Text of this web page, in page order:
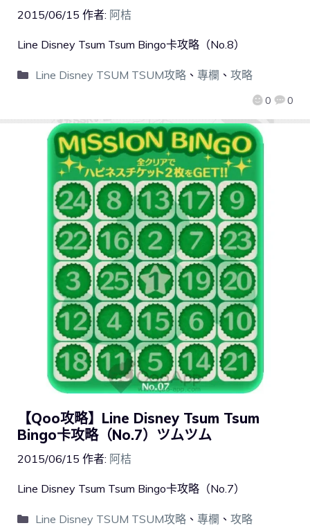
2015/06/15 作者: 阿桔
0 0
Line Disney Tsum Tsum Bingo卡攻略（No.8）
Line Disney TSUM TSUM攻略、 專欄 、 攻略
【Qoo攻略】Line Disney Tsum Tsum
Bingo卡攻略（No.7）ツムツム
2015/06/15 作者: 阿桔
Line Disney Tsum Tsum Bingo卡攻略（No.7）
Line Disney TSUM TSUM攻略、 專欄 、 攻略